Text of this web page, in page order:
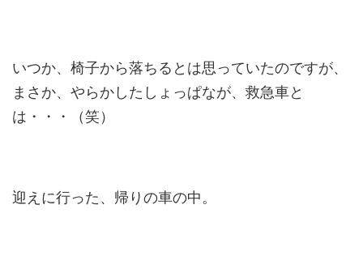
いつか、椅子から落ちるとは思っていたのですが、
まさか、やらかしたしょっぱなが、救急車と
は・・・（笑）
迎えに行った、帰りの車の中。